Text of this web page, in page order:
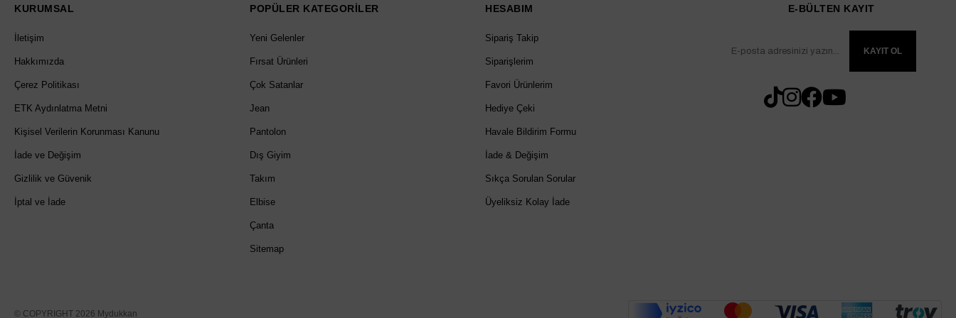
KURUMSAL
İletişim
Hakkımızda
Çerez Politikası
ETK Aydınlatma Metni
Kişisel Verilerin Korunması Kanunu
İade ve Değişim
Gizlilik ve Güvenik
İptal ve İade
POPÜLER KATEGORİLER
Yeni Gelenler
Fırsat Ürünleri
Çok Satanlar
Jean
Pantolon
Dış Giyim
Takım
Elbise
Çanta
Sitemap
HESABIM
Sipariş Takip
Siparişlerim
Favori Ürünlerim
Hediye Çeki
Havale Bildirim Formu
İade & Değişim
Sıkça Sorulan Sorular
Üyeliksiz Kolay İade
E-BÜLTEN KAYIT
KAYIT OL
© COPYRIGHT 2026 Mydukkan